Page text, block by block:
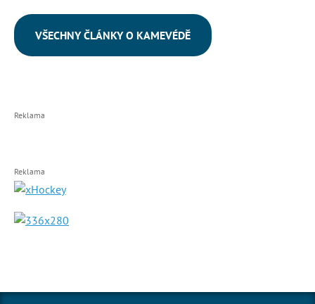
VŠECHNY ČLÁNKY O KAMEVÉDĚ
Reklama
Reklama